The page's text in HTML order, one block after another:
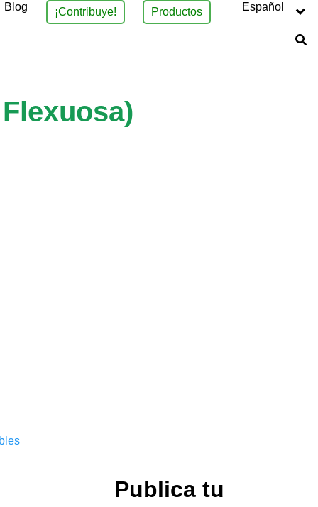
Blog ¡Contribuye! Productos Español
Publica tu